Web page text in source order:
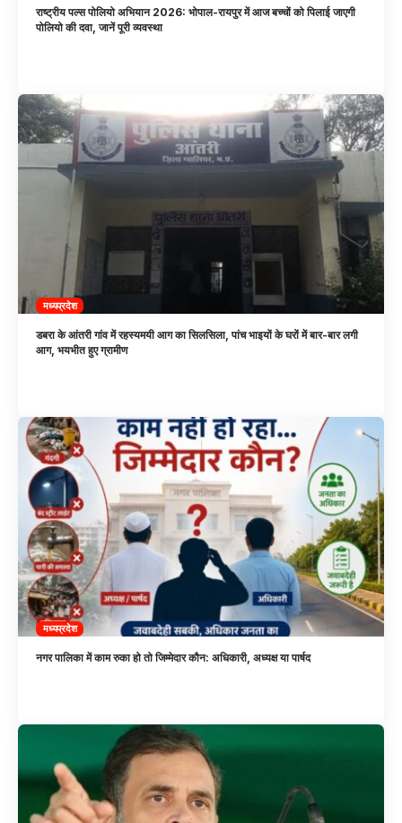
राष्ट्रीय पल्स पोलियो अभियान 2026: भोपाल-रायपुर में आज बच्चों को पिलाई जाएगी
पोलियो की दवा, जानें पूरी व्यवस्था
मध्यप्रदेश
डबरा के आंतरी गांव में रहस्यमयी आग का सिलसिला, पांच भाइयों के घरों में बार-बार लगी
आग, भयभीत हुए ग्रामीण
मध्यप्रदेश
नगर पालिका में काम रुका हो तो जिम्मेदार कौन: अधिकारी, अध्यक्ष या पार्षद